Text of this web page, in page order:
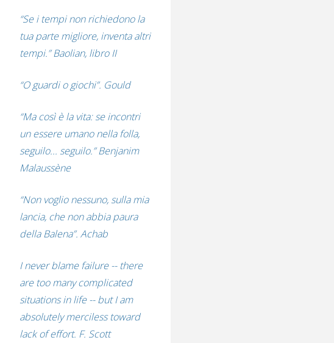
“Se i tempi non richiedono la
tua parte migliore, inventa altri
tempi.” Baolian, libro II
“O guardi o giochi”. Gould
“Ma così è la vita: se incontri
un essere umano nella folla,
seguilo... seguilo.” Benjanim
Malaussène
“Non voglio nessuno, sulla mia
lancia, che non abbia paura
della Balena”. Achab
I never blame failure -- there
are too many complicated
situations in life -- but I am
absolutely merciless toward
lack of effort. F. Scott